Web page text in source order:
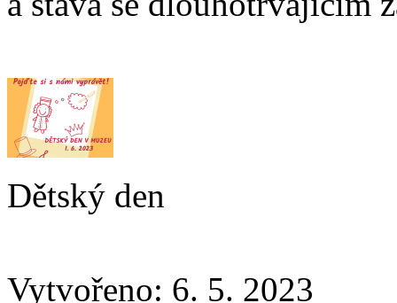
Dětský den
Vytvořeno: 6. 5. 2023